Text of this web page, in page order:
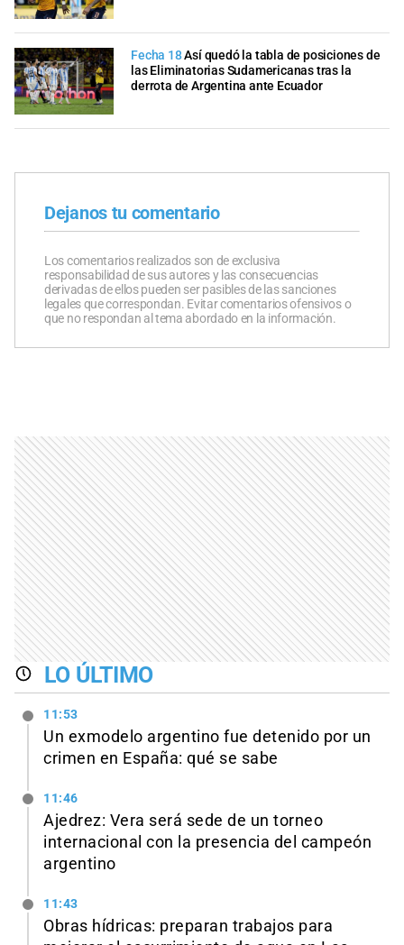
Fecha 18Así quedó la tabla de posiciones de
las Eliminatorias Sudamericanas tras la
derrota de Argentina ante Ecuador
Dejanos tu comentario
Los comentarios realizados son de exclusiva
responsabilidad de sus autores y las consecuencias
derivadas de ellos pueden ser pasibles de las sanciones
legales que correspondan. Evitar comentarios ofensivos o
que no respondan al tema abordado en la información.
LO ÚLTIMO
11:53
Un exmodelo argentino fue detenido por un
crimen en España: qué se sabe
11:46
Ajedrez: Vera será sede de un torneo
internacional con la presencia del campeón
argentino
11:43
Obras hídricas: preparan trabajos para